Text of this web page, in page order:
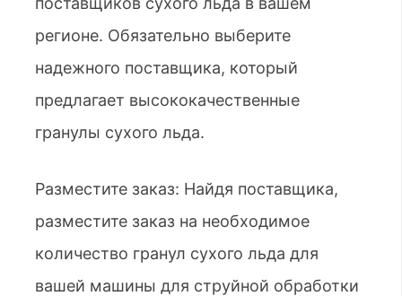
регионе. Обязательно выберите
надежного поставщика, который
предлагает высококачественные
гранулы сухого льда.
Разместите заказ: Найдя поставщика,
разместите заказ на необходимое
количество гранул сухого льда для
вашей машины для струйной обработки